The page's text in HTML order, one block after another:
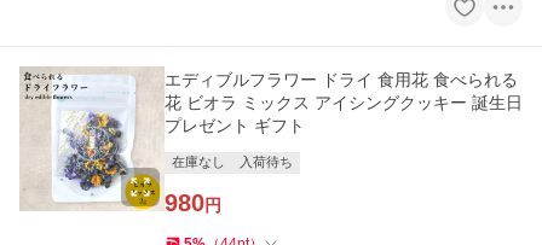
エディブルフラワー ドライ 食用花 食べられる
花 ビオラ ミックス アイシングクッキー 誕生日
プレゼント ギフト
在庫なし 入荷待ち
980円